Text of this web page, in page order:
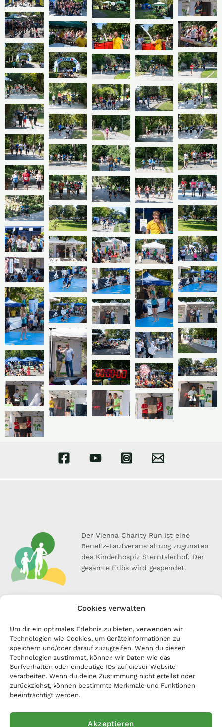
Cookies verwalten
Um dir ein optimales Erlebnis zu bieten, verwenden wir
Technologien wie Cookies, um Geräteinformationen zu
speichern und/oder darauf zuzugreifen. Wenn du diesen
Technologien zustimmst, können wir Daten wie das
Surfverhalten oder eindeutige IDs auf dieser Website
verarbeiten. Wenn du deine Zustimmung nicht erteilst oder
zurückziehst, können bestimmte Merkmale und Funktionen
beeinträchtigt werden.
Akzeptieren
Der Vienna Charity Run ist eine
Benefiz-Laufveranstaltung zugunsten
des Kinderhospiz Sterntalerhof. Der
gesamte Erlös wird gespendet.
Kontakt
Anmelden
Spenden
Kontakt
Anschrift: Lannerstraße 25, A-1190 Wien
E-Mail: office[at]charity-sports.at